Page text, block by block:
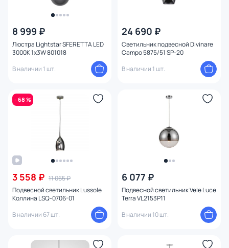
8 999 ₽
Люстра Lightstar SFERETTA LED
3000K 1х3W 801018
В наличии 1 шт.
24 690 ₽
Светильник подвесной Divinare
Campo 5875/51 SP-20
В наличии 1 шт.
- 68 %
3 558 ₽ 11 065 ₽
Подвесной светильник Lussole
Коллина LSQ-0706-01
В наличии 67 шт.
6 077 ₽
Подвесной светильник Vele Luce
Terra VL2153P11
В наличии 10 шт.